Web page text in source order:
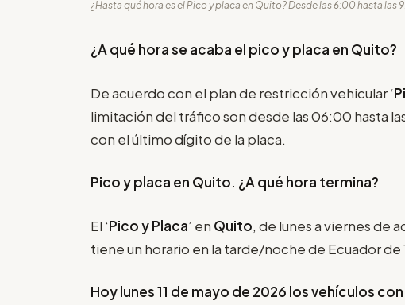
¿Hasta qué hora es el Pico y placa en Quito? Desde las 6:00 hasta
¿A qué hora se acaba el pico y placa en Quito?
De acuerdo con el plan de restricción vehicular ‘
limitación del tráfico son desde las 06:00 hasta
con el último dígito de la placa.
Pico y placa en Quito. ¿A qué hora termina?
El ‘Pico y Placa’ en Quito, de lunes a viernes de
tiene un horario en la tarde/noche de Ecuador de
Hoy lunes 11 de mayo de 2026 los vehículos